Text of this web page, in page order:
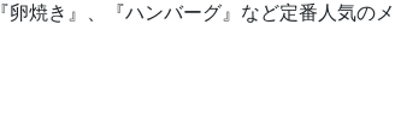
焼き』、『ハンバーグ』など定番人気の